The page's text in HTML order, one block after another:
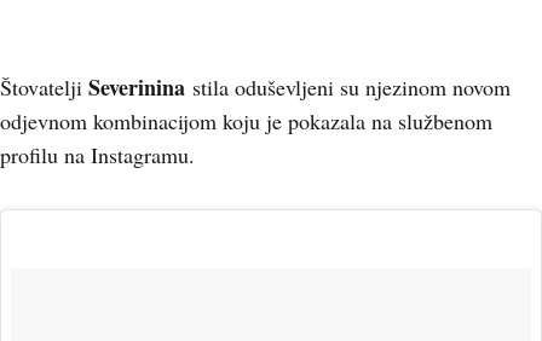
Štovatelji Severinina stila oduševljeni su njezinom novom
odjevnom kombinacijom koju je pokazala na službenom
profilu na Instagramu.